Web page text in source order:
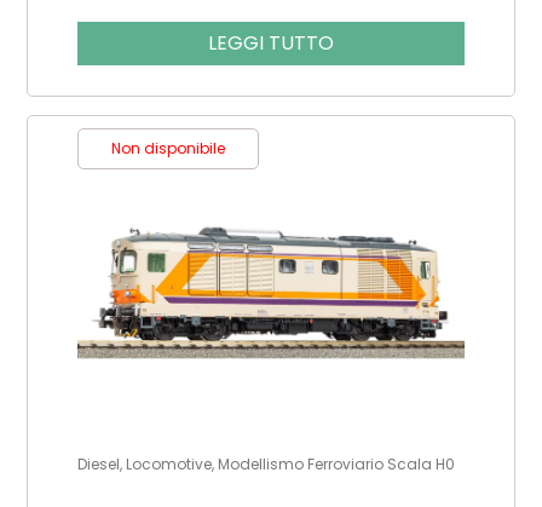
LEGGI TUTTO
Non disponibile
Diesel, Locomotive, Modellismo Ferroviario Scala H0